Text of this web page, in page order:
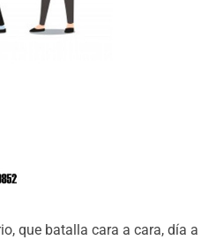
que batalla cara a cara, día a